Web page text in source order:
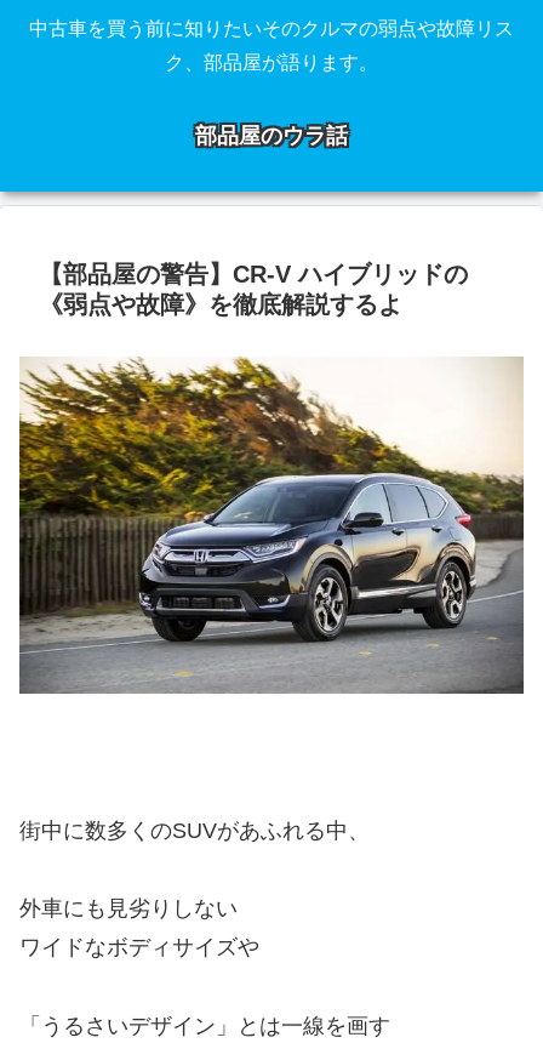
中古車を買う前に知りたいそのクルマの弱点や故障リス
ク、部品屋が語ります。
部品屋のウラ話
【部品屋の警告】CR-V ハイブリッドの
《弱点や故障》を徹底解説するよ
街中に数多くのSUVがあふれる中、
外車にも見劣りしない
ワイドなボディサイズや
「うるさいデザイン」とは一線を画す